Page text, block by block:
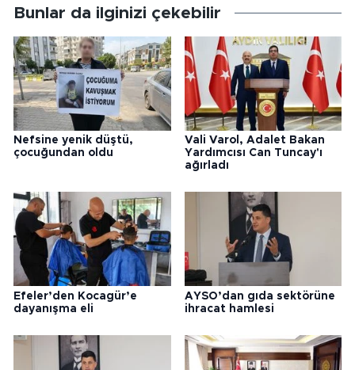
Bunlar da ilginizi çekebilir
Nefsine yenik düştü,
çocuğundan oldu
Vali Varol, Adalet Bakan
Yardımcısı Can Tuncay'ı
ağırladı
Efeler’den Kocagür’e
dayanışma eli
AYSO’dan gıda sektörüne
ihracat hamlesi